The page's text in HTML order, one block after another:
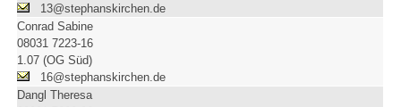
13@stephanskirchen.de
Conrad Sabine
08031 7223-16
1.07 (OG Süd)
16@stephanskirchen.de
Dangl Theresa